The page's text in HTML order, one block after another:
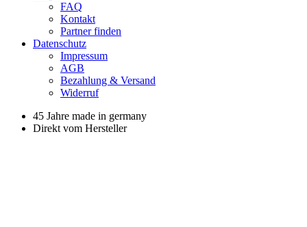
FAQ
Kontakt
Partner finden
Datenschutz
Impressum
AGB
Bezahlung & Versand
Widerruf
45 Jahre made in germany
Direkt vom Hersteller